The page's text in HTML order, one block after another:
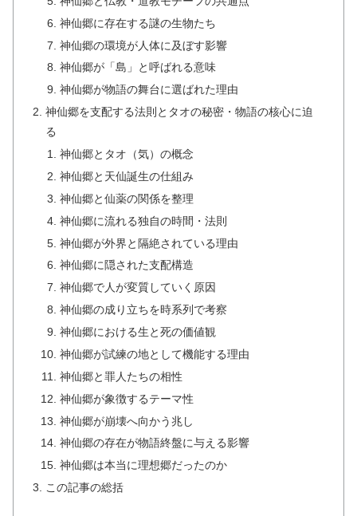
神仙郷に存在する謎の生物たち
神仙郷の環境が人体に及ぼす影響
神仙郷が「島」と呼ばれる意味
神仙郷が物語の舞台に選ばれた理由
神仙郷を支配する法則とタオの秘密・物語の核心に迫
る
神仙郷とタオ（気）の概念
神仙郷と天仙誕生の仕組み
神仙郷と仙薬の関係を整理
神仙郷に流れる独自の時間・法則
神仙郷が外界と隔絶されている理由
神仙郷に隠された支配構造
神仙郷で人が変質していく原因
神仙郷の成り立ちを時系列で考察
神仙郷における生と死の価値観
神仙郷が試練の地として機能する理由
神仙郷と罪人たちの相性
神仙郷が象徴するテーマ性
神仙郷が崩壊へ向かう兆し
神仙郷の存在が物語終盤に与える影響
神仙郷は本当に理想郷だったのか
この記事の総括